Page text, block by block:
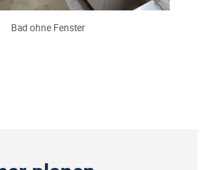
Bad ohne Fenster